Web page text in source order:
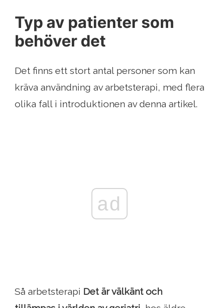
Typ av patienter som
behöver det
Det finns ett stort antal personer som kan
kräva användning av arbetsterapi, med flera
olika fall i introduktionen av denna artikel.
ad
Så arbetsterapi Det är välkänt och